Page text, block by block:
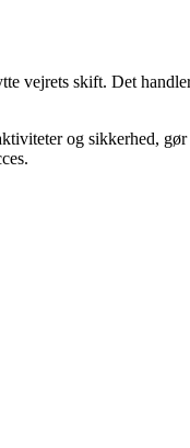
vejrets skift. Det
og sikkerhed,